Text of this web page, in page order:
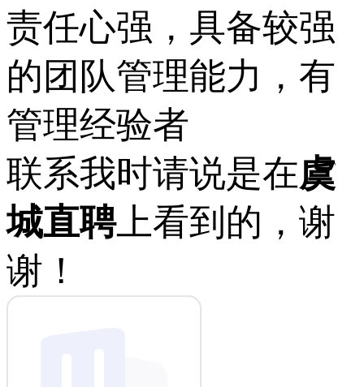
责任心强，具备较强
的团队管理能力，有
管理经验者
联系我时请说是在虞
城直聘上看到的，谢
谢！